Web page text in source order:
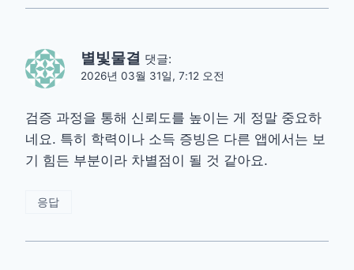
별빛물결 댓글:
2026년 03월 31일, 7:12 오전
검증 과정을 통해 신뢰도를 높이는 게 정말 중요하
네요. 특히 학력이나 소득 증빙은 다른 앱에서는 보
기 힘든 부분이라 차별점이 될 것 같아요.
응답